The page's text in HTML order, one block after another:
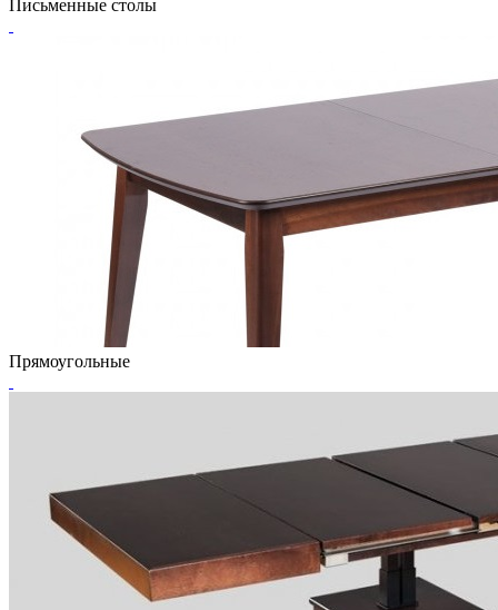
Письменные столы
Прямоугольные